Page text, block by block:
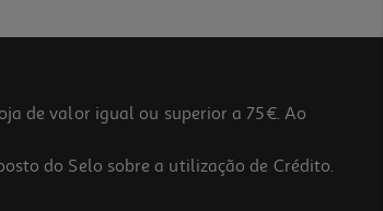
de valor igual ou superior a 75€. Ao
do Selo sobre a utilização de Crédito.